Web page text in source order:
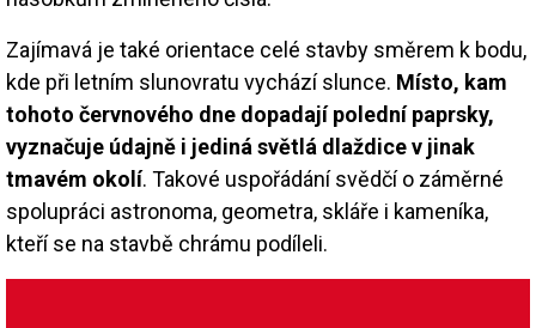
Zajímavá je také orientace celé stavby směrem k bodu,
kde při letním slunovratu vychází slunce. Místo, kam
tohoto červnového dne dopadají polední paprsky,
vyznačuje údajně i jediná světlá dlaždice v jinak
tmavém okolí. Takové uspořádání svědčí o záměrné
spolupráci astronoma, geometra, skláře i kameníka,
kteří se na stavbě chrámu podíleli.